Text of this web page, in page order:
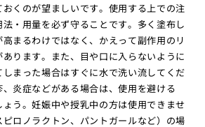
くのが望ましいです。使用する上での注
・用量を必ず守ることです。多く塗布し
まるわけではなく、かえって副作用のリ
ります。また、目や口に入らないように
まった場合はすぐに水で洗い流してくだ
炎症などがある場合は、使用を避ける
う。妊娠中や授乳中の方は使用できませ
ロノラクトン、パントガールなど）の場